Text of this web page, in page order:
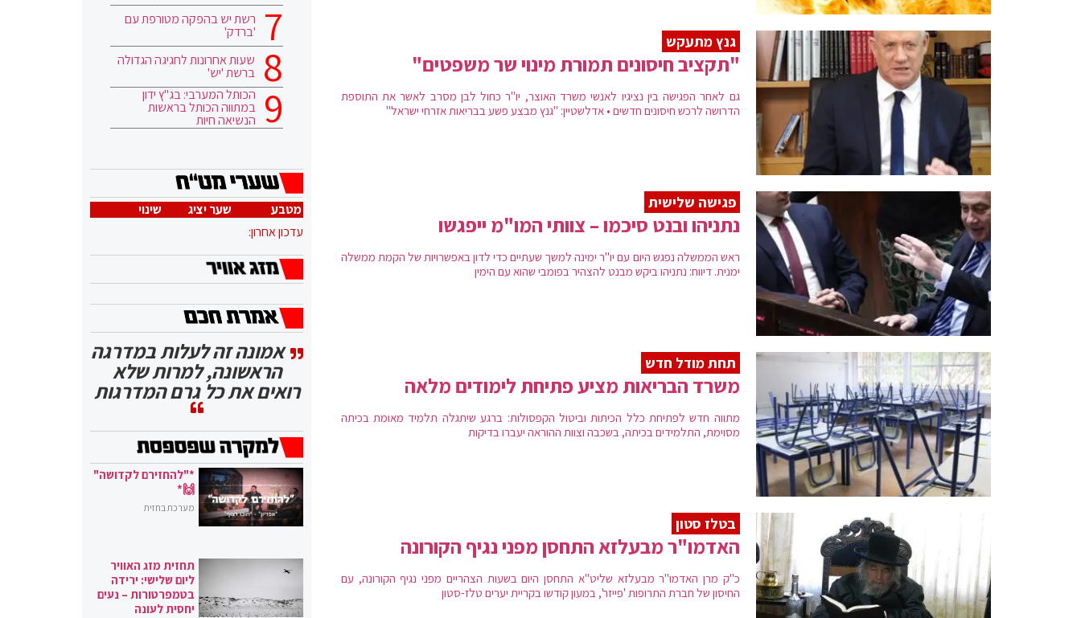
גנץ מתעקש
"תקציב חיסונים תמורת מינוי שר משפטים"
גם לאחר הפגישה בין נציגיו לאנשי משרד האוצר, יו"ר כחול לבן מסרב לאשר את התוספת
הדרושה לרכש חיסונים חדשים • אדלשטיין: "גנץ מבצע פשע בבריאות אזרחי ישראל"
פגישה שלישית
נתניהו ובנט סיכמו – צוותי המו"מ ייפגשו
ראש הממשלה נפגש היום עם יו"ר ימינה למשך שעתיים כדי לדון באפשרויות של הקמת ממשלה
ימנית. דיווח: נתניהו ביקש מבנט להצהיר בפומבי שהוא עם הימין
תחת מודל חדש
משרד הבריאות מציע פתיחת לימודים מלאה
מתווה חדש לפתיחת כלל הכיתות וביטול הקפסולות: ברגע שיתגלה תלמיד מאומת בכיתה
מסוימת, התלמידים בכיתה, בשכבה וצוות ההוראה יעברו בדיקות
בטלז סטון
האדמו"ר מבעלזא התחסן מפני נגיף הקורונה
כ"ק מרן האדמו"ר מבעלזא שליט"א התחסן היום בשעות הצהריים מפני נגיף הקורונה, עם
החיסון של חברת התרופות 'פייזר', במעון קודשו בקריית יערים טלז-סטון
רשת יש בהפקה מטורפת עם
'ברדק'
שעות אחרונות לחגיגה הגדולה
ברשת 'יש'
הכותל המערבי: בג"ץ ידון
במתווה הכותל בראשות
הנשיאה חיות
מטבע שער יציג
שינוי
עדכון אחרון:
אמונה זה לעלות במדרגה
הראשונה, למרות שלא
רואים את כל גרם המדרגות
*"להחזירם לקדושה"
🙌*
מערכת בחזית
תחזית מזג האוויר
ליום שלישי: ירידה
בטמפרטורות – נעים
יחסית לעונה